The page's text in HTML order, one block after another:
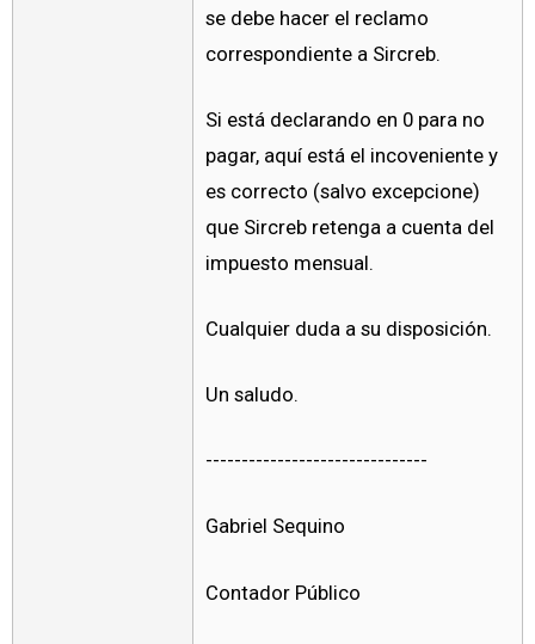
se debe hacer el reclamo
correspondiente a Sircreb.
Si está declarando en 0 para no
pagar, aquí está el incoveniente y
es correcto (salvo excepcione)
que Sircreb retenga a cuenta del
impuesto mensual.
Cualquier duda a su disposición.
Un saludo.
-------------------------------
Gabriel Sequino
Contador Público